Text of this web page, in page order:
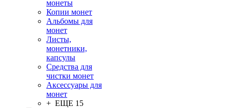
монеты
Копии монет
Альбомы для
монет
Листы,
монетники,
капсулы
Средства для
чистки монет
Аксессуары для
монет
+ ЕЩЕ 15